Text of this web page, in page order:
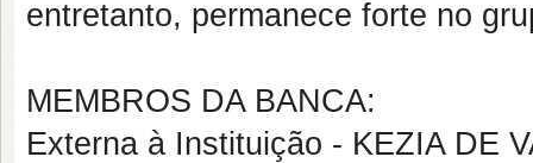
entretanto, permanece forte no
MEMBROS DA BANCA:
Externa à Instituição - KEZIA DE